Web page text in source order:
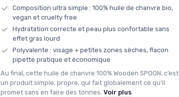
Composition ultra simple : 100% huile de chanvre bio,
vegan et cruelty free
Hydratation correcte et peau plus confortable sans
effet gras lourd
Polyvalente : visage + petites zones sèches, flacon
pipette pratique et économique
Au final, cette huile de chanvre 100% Wooden SPOON, c’est
un produit simple, propre, qui fait globalement ce qu’il
promet sans en faire des tonnes. Voir plus